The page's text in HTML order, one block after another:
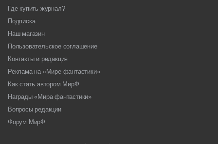
Где купить журнал?
Подписка
Наш магазин
Пользовательское соглашение
Контакты и редакция
Реклама на «Мире фантастики»
Как стать автором МирФ
Награды «Мира фантастики»
Вопросы редакции
Форум МирФ